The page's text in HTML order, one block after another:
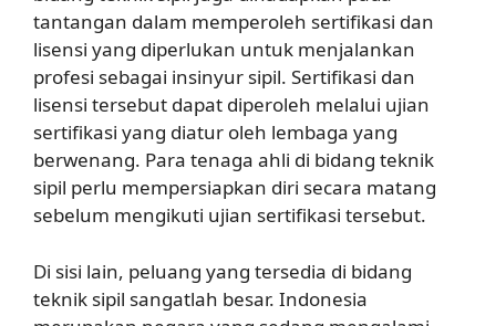
tantangan dalam memperoleh sertifikasi dan
lisensi yang diperlukan untuk menjalankan
profesi sebagai insinyur sipil. Sertifikasi dan
lisensi tersebut dapat diperoleh melalui ujian
sertifikasi yang diatur oleh lembaga yang
berwenang. Para tenaga ahli di bidang teknik
sipil perlu mempersiapkan diri secara matang
sebelum mengikuti ujian sertifikasi tersebut.
Di sisi lain, peluang yang tersedia di bidang
teknik sipil sangatlah besar. Indonesia